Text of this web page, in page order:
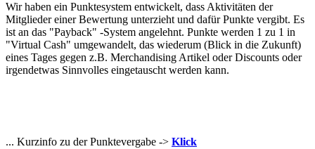
Wir haben ein Punktesystem entwickelt, dass Aktivitäten der
Mitglieder einer Bewertung unterzieht und dafür Punkte vergibt. Es
ist an das "Payback" -System angelehnt. Punkte werden 1 zu 1 in
"Virtual Cash" umgewandelt, das wiederum (Blick in die Zukunft)
eines Tages gegen z.B. Merchandising Artikel oder Discounts oder
irgendetwas Sinnvolles eingetauscht werden kann.
... Kurzinfo zu der Punktevergabe -> Klick